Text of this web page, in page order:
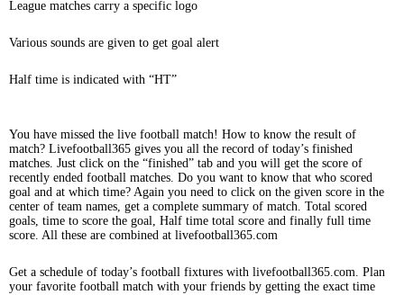
League matches carry a specific logo
Various sounds are given to get goal alert
Half time is indicated with “HT”
You have missed the live football match! How to know the result of
match? Livefootball365 gives you all the record of today’s finished
matches. Just click on the “finished” tab and you will get the score of
recently ended football matches. Do you want to know that who scored
goal and at which time? Again you need to click on the given score in the
center of team names, get a complete summary of match. Total scored
goals, time to score the goal, Half time total score and finally full time
score. All these are combined at livefootball365.com
Get a schedule of today’s football fixtures with livefootball365.com. Plan
your favorite football match with your friends by getting the exact time